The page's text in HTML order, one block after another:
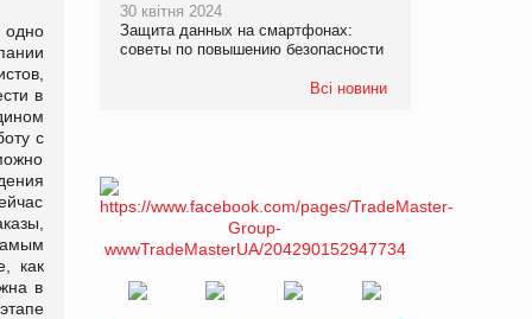
в
с
как
в
30 квітня 2024
Защита данных на смартфонах:
советы по повышению безопасности
Всі новини